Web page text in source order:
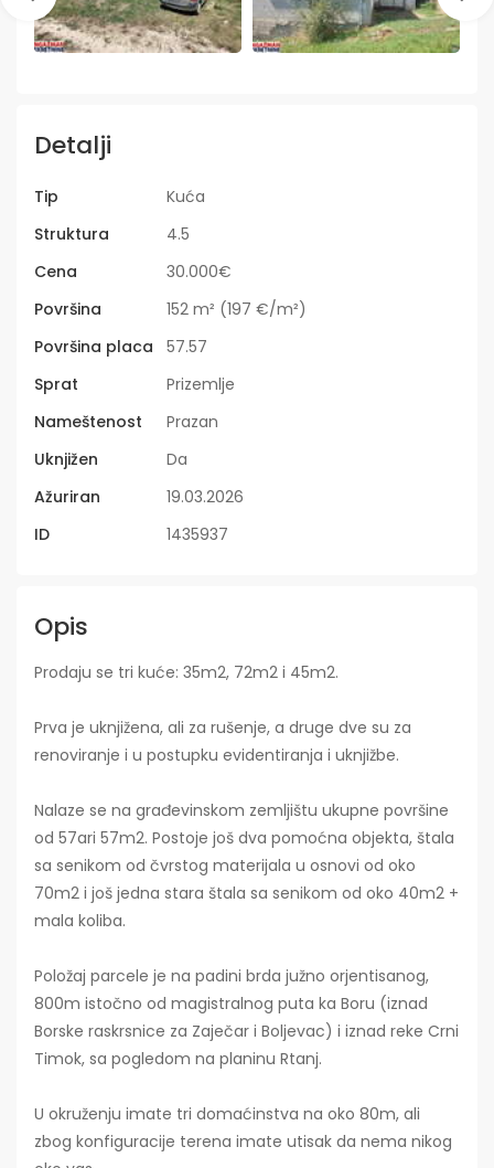
Detalji
Tip
Kuća
Struktura
4.5
Cena
30.000€
Površina
152 m² (197 €/m²)
Površina placa
57.57
Sprat
Prizemlje
Nameštenost
Prazan
Uknjižen
Da
Ažuriran
19.03.2026
ID
1435937
Opis
Prodaju se tri kuće: 35m2, 72m2 i 45m2.
Prva je uknjižena, ali za rušenje, a druge dve su za
renoviranje i u postupku evidentiranja i uknjižbe.
Nalaze se na građevinskom zemljištu ukupne površine
od 57ari 57m2. Postoje još dva pomoćna objekta, štala
sa senikom od čvrstog materijala u osnovi od oko
70m2 i još jedna stara štala sa senikom od oko 40m2 +
mala koliba.
Položaj parcele je na padini brda južno orjentisanog,
800m istočno od magistralnog puta ka Boru (iznad
Borske raskrsnice za Zaječar i Boljevac) i iznad reke Crni
Timok, sa pogledom na planinu Rtanj.
U okruženju imate tri domaćinstva na oko 80m, ali
zbog konfiguracije terena imate utisak da nema nikog